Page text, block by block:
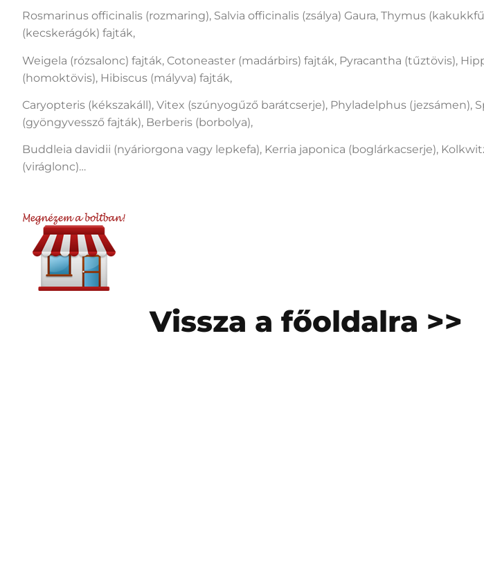
Rosmarinus officinalis (rozmaring), Salvia officinalis (zsálya) Gaura, Thymus
(kecskerágók) fajták,
Weigela (rózsalonc) fajták, Cotoneaster (madárbirs) fajták, Pyracantha (tűztövis),
(homoktövis), Hibiscus (mályva) fajták,
Caryopteris (kékszakáll), Vitex (szúnyogűző barátcserje), Phyladelphus (jezsámen),
(gyöngyvessző fajták), Berberis (borbolya),
Buddleia davidii (nyáriorgona vagy lepkefa), Kerria japonica (boglárkacserje),
(viráglonc)…
Vissza a főoldalra >>